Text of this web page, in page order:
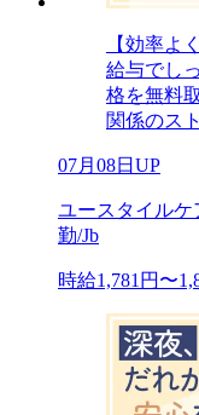
【効率よ
給与でし
格を無料
関係のス
07月08日UP
ユースタイルケ
勤/Jb
時給1,781円〜